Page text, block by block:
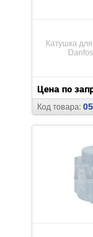
Катушка
Цена по
Код товара: